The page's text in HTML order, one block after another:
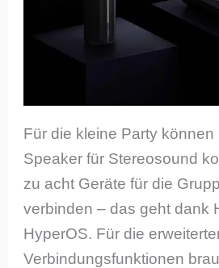
Für die kleine Party können
Speaker für Stereosound
zu acht Geräte für die
verbinden – das geht dank
HyperOS. Für die
Verbindungsfunktionen